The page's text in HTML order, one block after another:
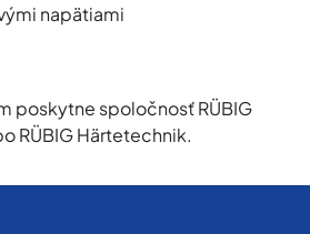
napätiami
poskytne spoločnosť RÜBIG
RÜBIG Härtetechnik.